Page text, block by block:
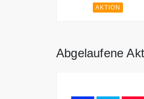
AKTION
Abgelaufene